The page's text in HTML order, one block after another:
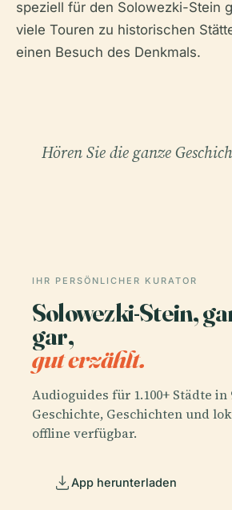
speziell für den Solowezki-Stein
viele Touren zu historischen
einen Besuch des Denkmals.
Hören Sie die ganze
IHR PERSÖNLICHER KURATOR
Solowezki-Stein,
gar,
gut erzählt.
Audioguides für 1.100+ Städte in
Geschichte, Geschichten und
offline verfügbar.
App herunterladen